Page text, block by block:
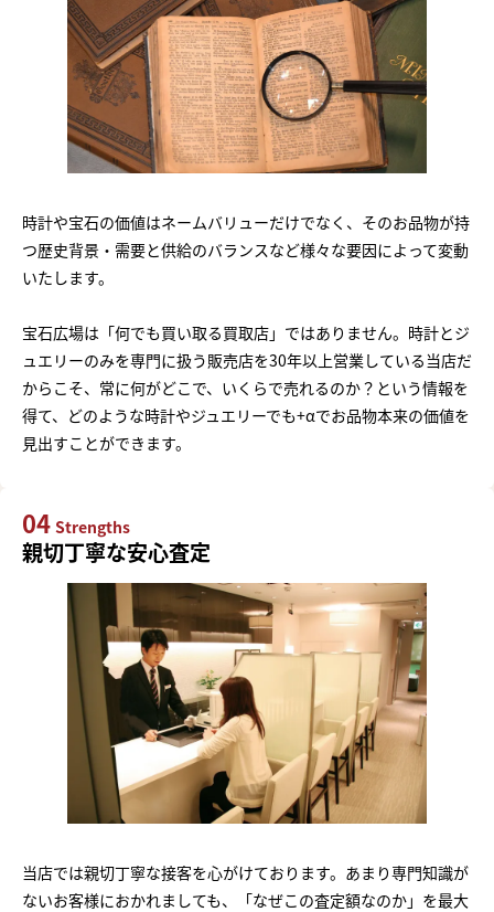
時計や宝石の価値はネームバリューだけでなく、そのお品物が持
つ歴史背景・需要と供給のバランスなど様々な要因によって変動
いたします。
宝石広場は「何でも買い取る買取店」ではありません。時計とジ
ュエリーのみを専門に扱う販売店を30年以上営業している当店だ
からこそ、常に何がどこで、いくらで売れるのか？という情報を
得て、どのような時計やジュエリーでも+αでお品物本来の価値を
見出すことができます。
04 Strengths
親切丁寧な安心査定
当店では親切丁寧な接客を心がけております。あまり専門知識が
ないお客様におかれましても、「なぜこの査定額なのか」を最大